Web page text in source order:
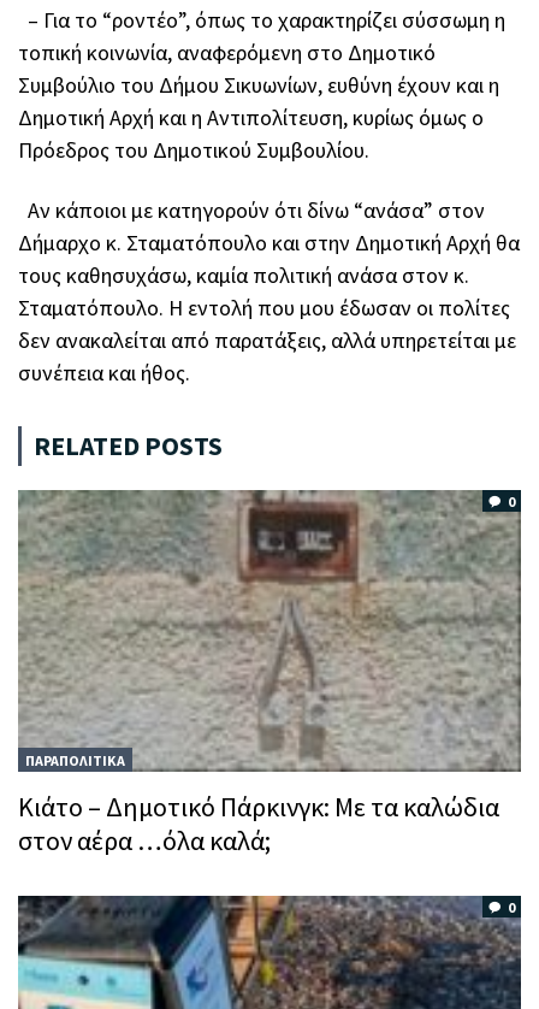
– Για το “ροντέο”, όπως το χαρακτηρίζει σύσσωμη η
τοπική κοινωνία, αναφερόμενη στο Δημοτικό
Συμβούλιο του Δήμου Σικυωνίων, ευθύνη έχουν και η
Δημοτική Αρχή και η Αντιπολίτευση, κυρίως όμως ο
Πρόεδρος του Δημοτικού Συμβουλίου.
Αν κάποιοι με κατηγορούν ότι δίνω “ανάσα” στον
Δήμαρχο κ. Σταματόπουλο και στην Δημοτική Αρχή θα
τους καθησυχάσω, καμία πολιτική ανάσα στον κ.
Σταματόπουλο. Η εντολή που μου έδωσαν οι πολίτες
δεν ανακαλείται από παρατάξεις, αλλά υπηρετείται με
συνέπεια και ήθος.
RELATED POSTS
0
ΠΑΡΑΠΟΛΙΤΙΚΑ
Kιάτο – Δημοτικό Πάρκινγκ: Mε τα καλώδια
στον αέρα …όλα καλά;
0